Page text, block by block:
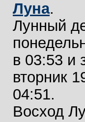
Луна.
Лунный
в 03:53 и
вторник
04:51.
Восход